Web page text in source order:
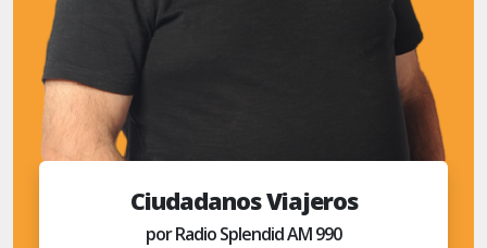
Ciudadanos Viajeros
por Radio Splendid AM 990